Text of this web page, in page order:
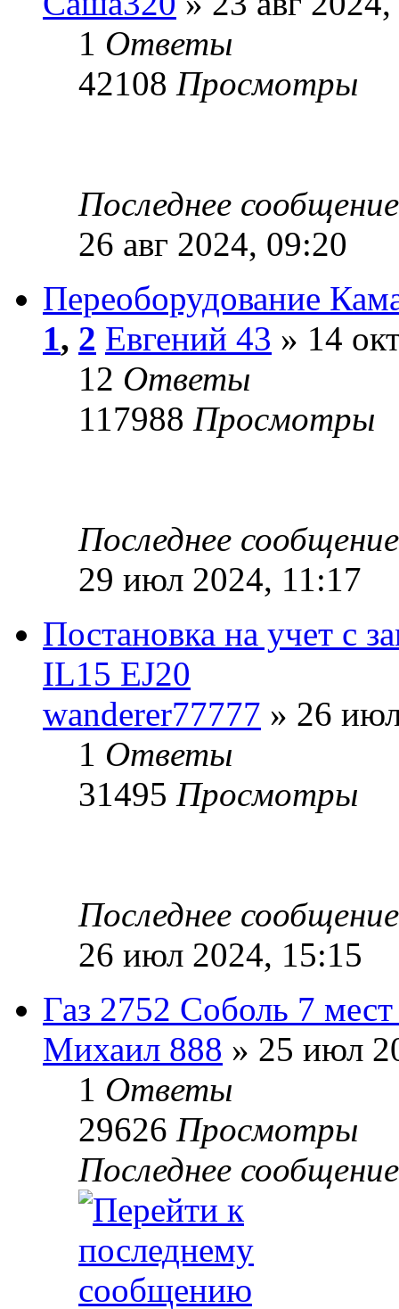
1 Ответы
42108 Просмотры
Последнее
26 авг 2024, 09:20
Переоборудование
1, 2 Евгений 43 » 14
12 Ответы
117988 Просмотры
Последнее
29 июл 2024, 11:17
Постановка на учет с
IL15 EJ20
wanderer77777 » 26
1 Ответы
31495 Просмотры
Последнее
26 июл 2024, 15:15
Газ 2752 Соболь 7
Михаил 888 » 25 июл
1 Ответы
29626 Просмотры
Последнее